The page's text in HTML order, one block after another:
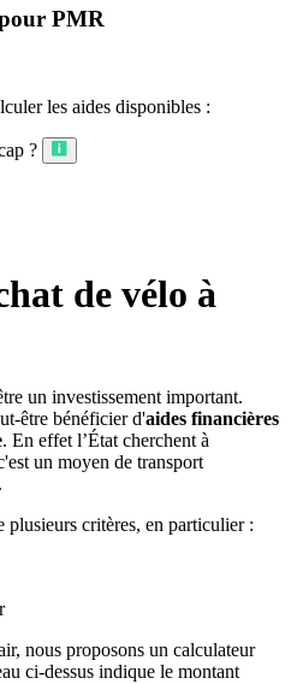
PMR
les aides disponibles :
?
de vélo à
un investissement important.
être bénéficier d'aides financières
. En effet l’État cherchent à
un moyen de transport
plusieurs critères, en particulier :
nous proposons un calculateur
ci-dessus indique le montant